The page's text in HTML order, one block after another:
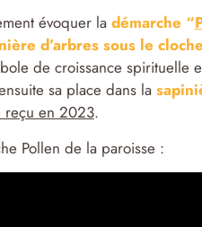
évoquer la démarche “
d’arbres sous le
de croissance spirituelle
sa place dans la
reçu en 2023.
Pollen de la paroisse :